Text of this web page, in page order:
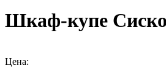
Шкаф-купе Сиско
Цена: